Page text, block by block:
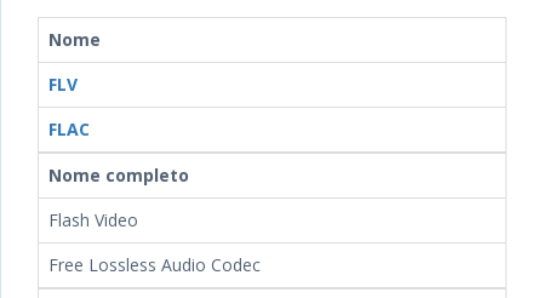
Nome
FLV
FLAC
Nome completo
Flash Video
Free Lossless Audio Codec